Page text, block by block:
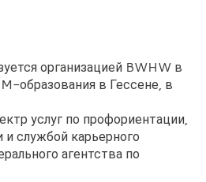
организацией BWHW в
образования в Гессене, в
услуг по профориентации,
службой карьерного
агентства по